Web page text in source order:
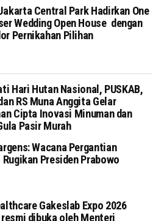
Central Park Hadirkan One
Wedding Open House dengan
Pernikahan Pilihan
Hari Hutan Nasional, PUSKAB,
RS Muna Anggita Gelar
Cipta Inovasi Minuman dan
Pasir Murah
Wacana Pergantian
Presiden Prabowo
Gakeslab Expo 2026
dibuka oleh Menteri